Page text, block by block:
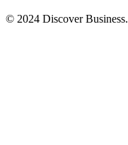
© 2024 Discover Business.